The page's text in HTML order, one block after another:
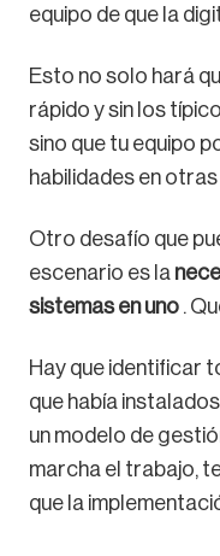
equipo de que la
Esto no solo hará
rápido y sin los
sino que tu equipo
habilidades en
Otro desafío que
escenario es la
sistemas en uno .
Hay que identificar
que había
un modelo de
marcha el trabajo,
que la